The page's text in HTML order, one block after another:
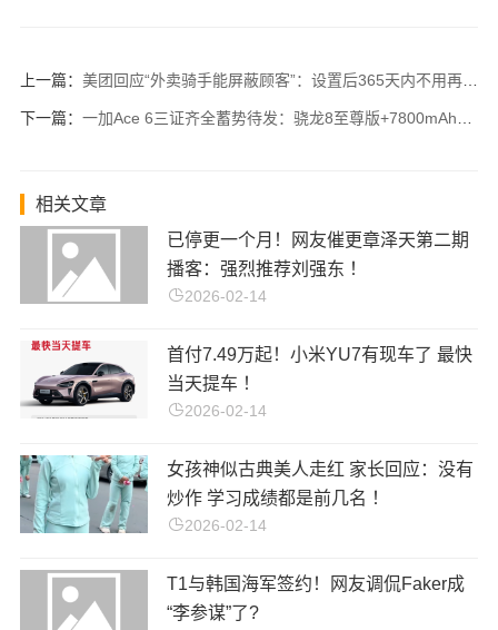
上一篇： 美团回应“外卖骑手能屏蔽顾客”：设置后365天内不用再给其送单！
下一篇： 一加Ace 6三证齐全蓄势待发：骁龙8至尊版+7800mAh史上最大电池！
相关文章
已停更一个月！网友催更章泽天第二期
播客：强烈推荐刘强东 ！
2026-02-14
首付7.49万起！小米YU7有现车了 最快
当天提车 ！
2026-02-14
女孩神似古典美人走红 家长回应：没有
炒作 学习成绩都是前几名 ！
2026-02-14
T1与韩国海军签约！网友调侃Faker成
“李参谋”了?